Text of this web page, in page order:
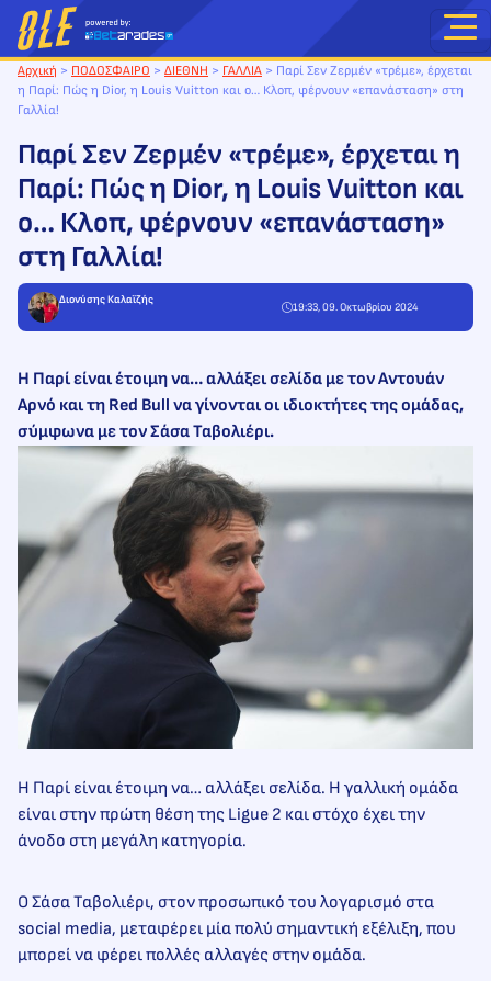
Μετάβαση
στο
περιεχόμενο
Αρχική > ΠΟΔΟΣΦΑΙΡΟ > ΔΙΕΘΝΗ > ΓΑΛΛΙΑ > Παρί Σεν Ζερμέν «τρέμε», έρχεται
η Παρί: Πώς η Dior, η Louis Vuitton και ο… Κλοπ, φέρνουν «επανάσταση» στη
Γαλλία!
Παρί Σεν Ζερμέν «τρέμε», έρχεται η
Παρί: Πώς η Dior, η Louis Vuitton και
ο… Κλοπ, φέρνουν «επανάσταση»
στη Γαλλία!
Διονύσης Καλαϊζής
19:33, 09. Οκτωβρίου 2024
Η Παρί είναι έτοιμη να… αλλάξει σελίδα με τον Αντουάν
Αρνό και τη Red Bull να γίνονται οι ιδιοκτήτες της ομάδας,
σύμφωνα με τον Σάσα Ταβολιέρι.
Η Παρί είναι έτοιμη να… αλλάξει σελίδα. Η γαλλική ομάδα
είναι στην πρώτη θέση της Ligue 2 και στόχο έχει την
άνοδο στη μεγάλη κατηγορία.
Ο Σάσα Ταβολιέρι, στον προσωπικό του λογαρισμό στα
social media, μεταφέρει μία πολύ σημαντική εξέλιξη, που
μπορεί να φέρει πολλές αλλαγές στην ομάδα.